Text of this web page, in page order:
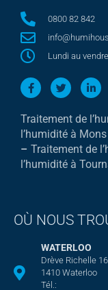
0800 82 842
Lundi au
Traitement de
l’humidité à Mons
– Traitement de
l’humidité à
OÙ NOUS
WATERLOO
Drève Richelle
1410 Waterloo
Tél.: